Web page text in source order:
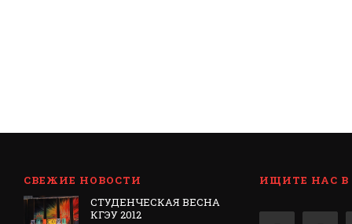
СВЕЖИЕ НОВОСТИ
СТУДЕНЧЕСКАЯ ВЕСНА
КГЭУ 2012
ИЩИТЕ НАС В